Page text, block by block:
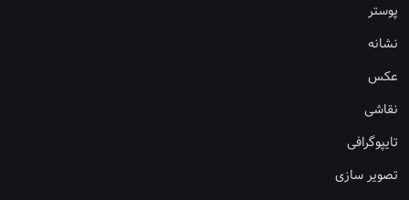
پوستر
نشانه
عکس
نقاشی
تایپوگرافی
تصویر سازی